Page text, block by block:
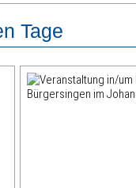
Tage